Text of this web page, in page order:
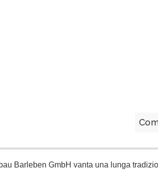
Barleben GmbH vanta una lunga